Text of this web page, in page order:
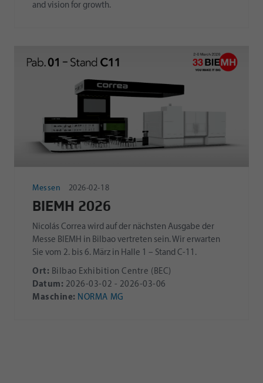
and vision for growth.
Messen 2026-02-18
BIEMH 2026
Nicolás Correa wird auf der nächsten Ausgabe der
Messe BIEMH in Bilbao vertreten sein. Wir erwarten
Sie vom 2. bis 6. März in Halle 1 – Stand C-11.
Ort: Bilbao Exhibition Centre (BEC)
Datum: 2026-03-02 - 2026-03-06
Maschine: NORMA MG